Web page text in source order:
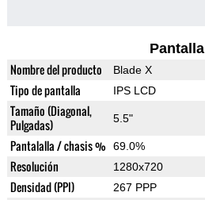
Pantalla
Nombre del producto Blade X
Tipo de pantalla IPS LCD
Tamaño (Diagonal,
Pulgadas)
5.5"
Pantalalla / chasis % 69.0%
Resolución 1280x720
Densidad (PPI) 267 PPP